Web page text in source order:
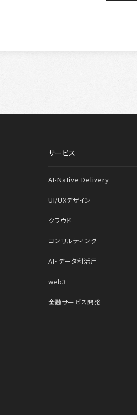
シンプレクス株式会社
サービス
AI-Native Delivery
UI/UXデザイン
クラウド
コンサルティング
AI・データ利活用
web3
金融サービス開発